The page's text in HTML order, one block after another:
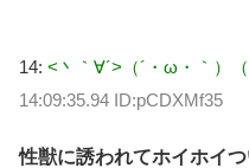
14: <丶｀∀´>（´・ω・｀）
14:09:35.94 ID:pCDXMf35
性獣に誘われてホイホイ